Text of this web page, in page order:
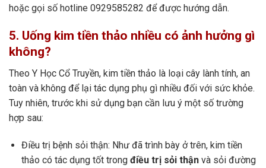
hoặc gọi số hotline 0929585282 để được hướng dẫn.
5. Uống kim tiền thảo nhiều có ảnh hưởng gì
không?
Theo Y Học Cổ Truyền, kim tiền thảo là loại cây lành tính, an
toàn và không để lại tác dụng phụ gì nhiều đối với sức khỏe.
Tuy nhiên, trước khi sử dụng bạn cần lưu ý một số trường
hợp sau:
Điều trị bệnh sỏi thận: Như đã trình bày ở trên, kim tiền
thảo có tác dụng tốt trong điều trị sỏi thậnvà sỏi đường